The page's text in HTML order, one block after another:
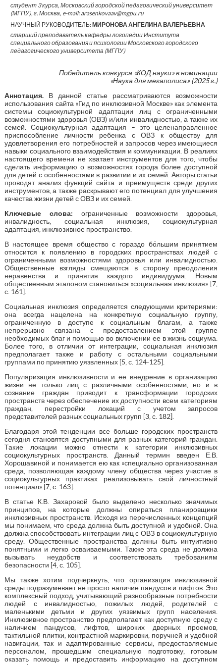
студент 3 курса, Московский городской педагогический университет
(МГПУ), г. Москва, e-mail: arasenkovaav@mgpu.ru
НАУЧНЫЙ РУКОВОДИТЕЛЬ:МИРОНОВА АНГЕЛИНА ВАЛЕРЬЕВНА
старший преподаватель кафедры логопедии Института
специального образования и психологии Московского городского
педагогического университета (МГПУ)
Победитель конкурса «КОД науки» в номинации
«Наука для мегаполиса» (2025 г.)
Аннотация.В данной статье рассматриваются возможности
использования сайта «Гид по инклюзивной Москве» как элемента
системы социокультурной адаптации лиц с ограниченными
возможностями здоровья (ОВЗ) и/или инвалидностью, а также их
семей. Социокультурная адаптация – это целенаправленное
приспособление личности ребенка с ОВЗ к обществу для
удовлетворения его потребностей и запросов через имеющиеся
навыки социального взаимодействия и коммуникации. В реалиях
настоящего времени не хватает инструментов для того, чтобы
сделать информацию о возможностях города более доступной
для детей с особенностями в развитии и их семей. Авторы статьи
проводят анализ функций сайта и преимуществ среди других
инструментов, а также раскрывают его потенциал для улучшения
качества жизни детей с ОВЗ и их семей.
Ключевые слова: ограниченные возможности здоровья,
инвалидность, социальная инклюзия, социокультурная
адаптация, инклюзивное пространство.
В настоящее время общество с гораздо бо́льшим принятием
относится к появлению в городских пространствах людей с
ограниченными возможностями здоровья или инвалидностью.
Общественные взгляды смещаются в сторону преодоления
неравенства и принятия каждого индивидуума. Новым
общественным эталоном становиться «социальная инклюзия» [7,
с. 161].
Социальная инклюзия определяется следующими критериями:
она всегда нацелена на конкретную социальную группу,
ограниченную в доступе к социальным благам, а также
непрерывно связана с предоставлением этой группе
необходимых благ и помощью во включении ее в жизнь социума.
Более того, в отличии от интеграции, социальная инклюзия
предполагает также и работу с остальными социальными
группами по принятию уязвленных [5, с. 124-125].
Популяризация инклюзивности и ее внедрение в организацию
жизни не только лиц с различными особенностями, но и в
сознание граждан приводит к трансформации городских
пространств через обеспечение их доступности всем категориям
граждан, перестройки локаций с учетом запросов
представителей разных социальных групп [3, с. 182].
Благодаря этой тенденции все больше городских пространств
сегодня становятся доступными для разных категорий граждан.
Такие локации можно отнести к категории инклюзивных
социокультурных пространств. Данный термин введен Е.В.
Хорошавиной и понимается ею как «специально организованная
среда, позволяющая каждому члену общества через участие в
социокультурных практиках реализовывать свой личностный
потенциал» [7, с. 163].
В статье К.В. Захаровой было выделено несколько значимых
принципов, на которые должны опираться планировщики
инклюзивных пространств. Исходя из перечисленных концепций
мы понимаем, что среда должна быть доступной и удобной. Она
должна способствовать интеграции лиц с ОВЗ в социокультурную
среду. Общественные пространства должны быть интуитивно
понятными и легко осваиваемыми. Также эта среда не должна
вызывать неудобств и соответствовать требованиям
безопасности [4, с. 105].
Мы также хотим подчеркнуть, что организация инклюзивной
среды подразумевает не просто наличие пандусов и лифтов. Это
комплексный подход, учитывающий разнообразные потребности
людей с инвалидностью, пожилых людей, родителей с
маленькими детьми и других уязвимых групп населения.
Инклюзивное пространство предполагает как доступную среду с
наличием пандусов, лифтов, широких дверных проемов,
тактильной плитки, контрастной маркировки, поручней и удобной
навигации, так и адаптированные сервисы, предоставляемые
персоналом, прошедшим специальную подготовку, готовым
оказать помощь и предоставить информацию на доступном